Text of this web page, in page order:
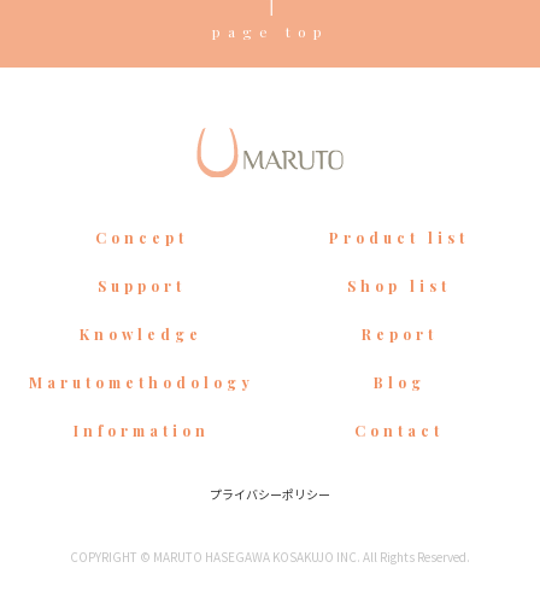
page top
Concept Product list
Support Shop list
Knowledge Report
Marutomethodology Blog
Information Contact
プライバシーポリシー
COPYRIGHT © MARUTO HASEGAWA KOSAKUJO INC. All Rights Reserved.